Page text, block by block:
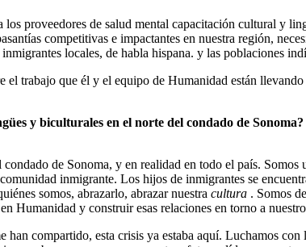
proveedores de salud mental capacitación cultural y
competitivas e impactantes en nuestra región,
locales, de habla hispana. y las poblaciones
trabajo que él y el equipo de Humanidad están
y biculturales en el norte del condado de
de Sonoma, y en realidad en todo el país. Somos
inmigrante. Los hijos de inmigrantes se
somos, abrazarlo, abrazar nuestra cultura . Somos
Humanidad y construir esas relaciones en torno a
compartido, esta crisis ya estaba aquí. Luchamos con